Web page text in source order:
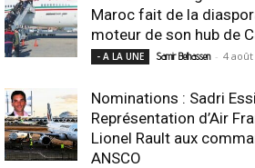
Maroc fait de la
moteur de son hub de
- A LA UNE Samir Belhassen - 4 août
Nominations : Sadri
Représentation d’Air
Lionel Rault aux
ANSCO